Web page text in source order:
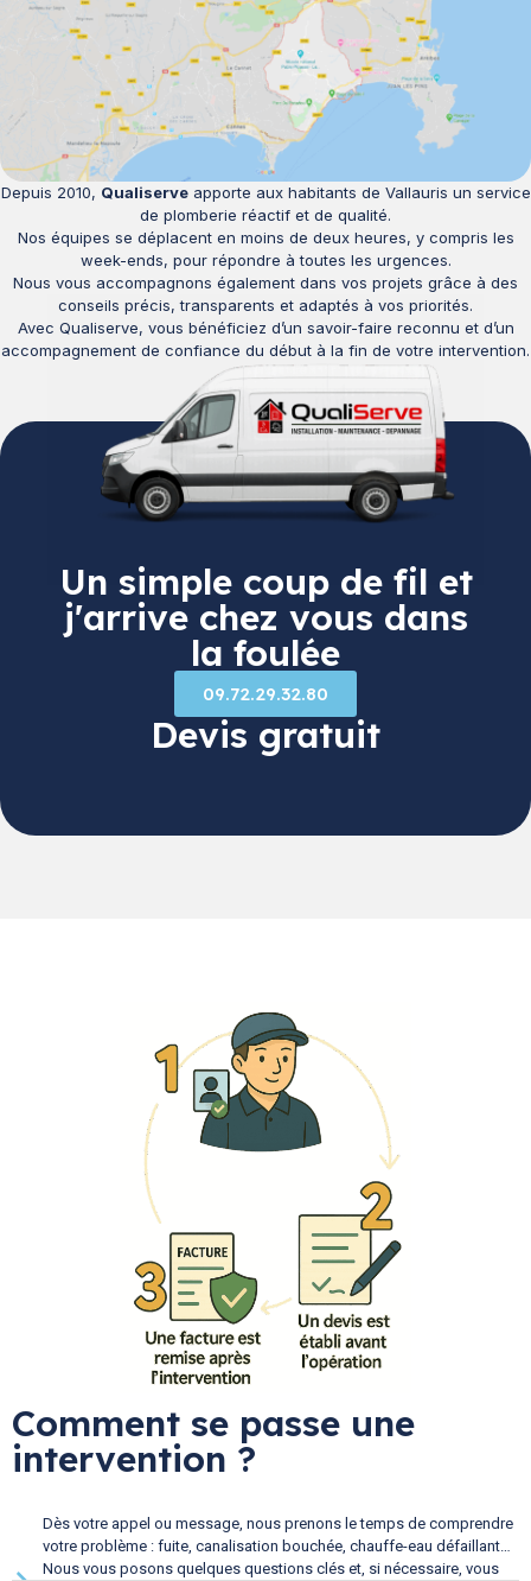
Depuis 2010, Qualiserveapporte aux habitants de Vallauris un service
de plomberie réactif et de qualité.
Nos équipes se déplacent en moins de deux heures, y compris les
week-ends, pour répondre à toutes les urgences.
Nous vous accompagnons également dans vos projets grâce à des
conseils précis, transparents et adaptés à vos priorités.
Avec Qualiserve, vous bénéficiez d’un savoir-faire reconnu et d’un
accompagnement de confiance du début à la fin de votre intervention.
Un simple coup de fil et
j'arrive chez vous dans
la foulée
09.72.29.32.80
Devis gratuit
Comment se passe une
intervention ?
Dès votre appel ou message, nous prenons le temps de comprendre
votre problème : fuite, canalisation bouchée, chauffe-eau défaillant…
Nous vous posons quelques questions clés et, si nécessaire, vous